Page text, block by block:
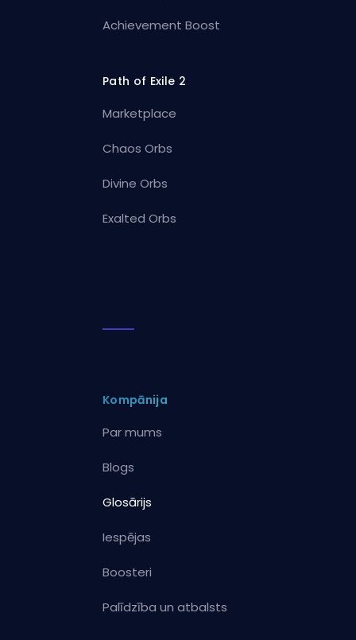
Achievement Boost
Path of Exile 2
Marketplace
Chaos Orbs
Divine Orbs
Exalted Orbs
Kompānija
Par mums
Blogs
Glosārijs
Iespējas
Boosteri
Palīdzība un atbalsts